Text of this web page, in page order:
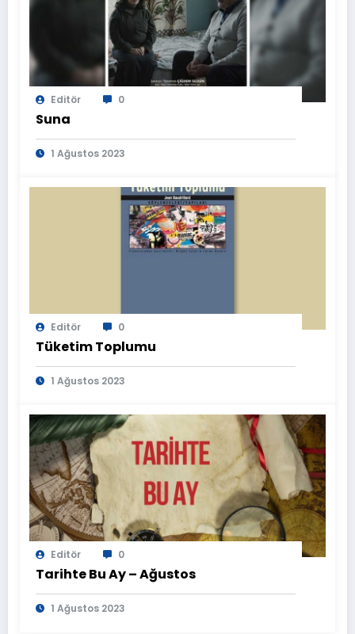
Editör 0
Suna
1 Ağustos 2023
Editör 0
Tüketim Toplumu
1 Ağustos 2023
Editör 0
Tarihte Bu Ay – Ağustos
1 Ağustos 2023